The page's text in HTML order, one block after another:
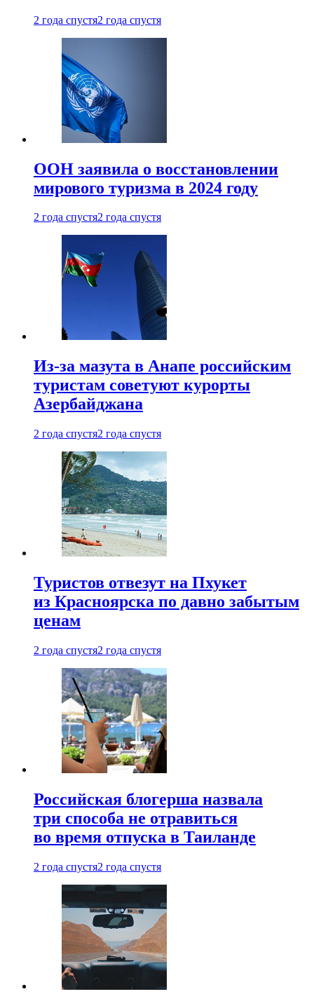
2 года спустя2 года спустя
ООН заявила о восстановлении
мирового туризма в 2024 году
2 года спустя2 года спустя
Из-за мазута в Анапе российским
туристам советуют курорты
Азербайджана
2 года спустя2 года спустя
Туристов отвезут на Пхукет
из Красноярска по давно забытым
ценам
2 года спустя2 года спустя
Российская блогерша назвала
три способа не отравиться
во время отпуска в Таиланде
2 года спустя2 года спустя